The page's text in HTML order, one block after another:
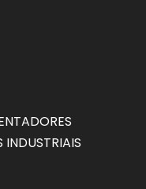
INDUSTRIAIS